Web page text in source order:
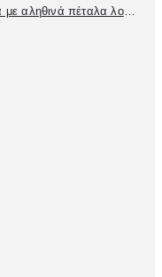
Μπρελοκ μονόγραμμα με αληθινά πέταλα λουλουδιών